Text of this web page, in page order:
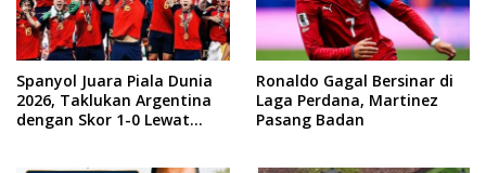
Spanyol Juara Piala Dunia
2026, Taklukan Argentina
dengan Skor 1-0 Lewat
Ronaldo Gagal Bersinar di
Laga Perdana, Martinez
Pasang Badan